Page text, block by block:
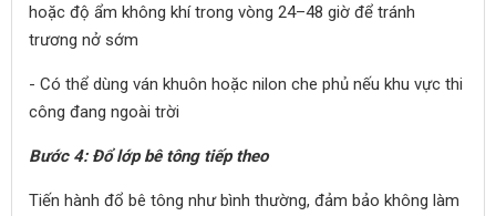
hoặc độ ẩm không khí trong vòng 24–48 giờ để tránh
trương nở sớm
- Có thể dùng ván khuôn hoặc nilon che phủ nếu khu vực thi
công đang ngoài trời
Bước 4: Đổ lớp bê tông tiếp theo
Tiến hành đổ bê tông như bình thường, đảm bảo không làm